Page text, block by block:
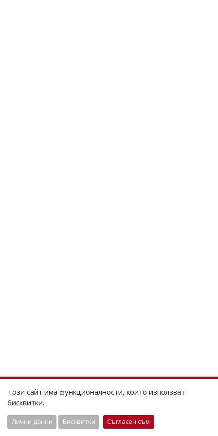
Този сайт има функционалности, които използват
бисквитки.
Лични данни Бисквитки Съгласен съм